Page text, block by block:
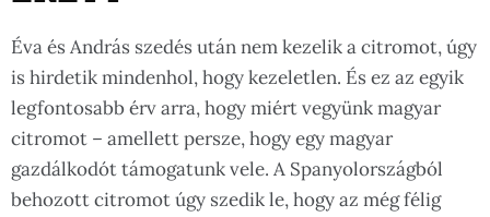
Éva és András szedés után nem kezelik a citromot, úgy
is hirdetik mindenhol, hogy kezeletlen. És ez az egyik
legfontosabb érv arra, hogy miért vegyünk magyar
citromot – amellett persze, hogy egy magyar
gazdálkodót támogatunk vele. A Spanyolországból
behozott citromot úgy szedik le, hogy az még félig